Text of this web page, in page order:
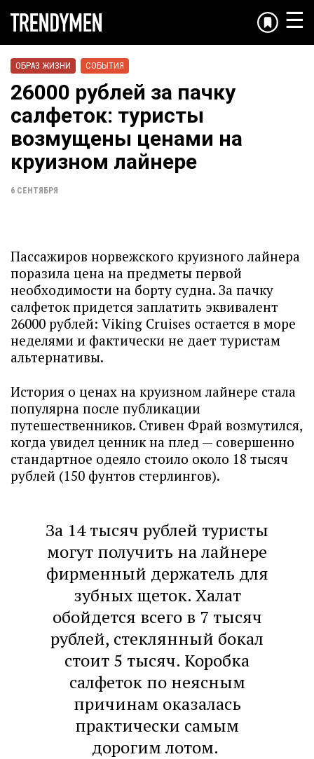
☰
ОБРАЗ ЖИЗНИ СОБЫТИЯ
26000 рублей за пачку
салфеток: туристы
возмущены ценами на
круизном лайнере
6 СЕНТЯБРЯ
Пассажиров норвежского круизного лайнера
поразила цена на предметы первой
необходимости на борту судна. За пачку
салфеток придется заплатить эквивалент
26000 рублей: Viking Cruises остается в море
неделями и фактически не дает туристам
альтернативы.
История о ценах на круизном лайнере стала
популярна после публикации
путешественников. Стивен Фрай возмутился,
когда увидел ценник на плед — совершенно
стандартное одеяло стоило около 18 тысяч
рублей (150 фунтов стерлингов).
За 14 тысяч рублей туристы
могут получить на лайнере
фирменный держатель для
зубных щеток. Халат
обойдется всего в 7 тысяч
рублей, стеклянный бокал
стоит 5 тысяч. Коробка
салфеток по неясным
причинам оказалась
практически самым
дорогим лотом.